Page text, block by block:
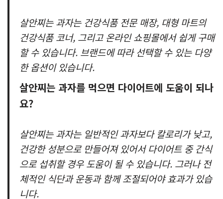
살안찌는 과자는 건강식품 전문 매장, 대형 마트의
건강식품 코너, 그리고 온라인 쇼핑몰에서 쉽게 구매
할 수 있습니다. 브랜드에 따라 선택할 수 있는 다양
한 옵션이 있습니다.
살안찌는 과자를 먹으면 다이어트에 도움이 되나
요?
살안찌는 과자는 일반적인 과자보다 칼로리가 낮고,
건강한 성분으로 만들어져 있어서 다이어트 중 간식
으로 섭취할 경우 도움이 될 수 있습니다. 그러나 전
체적인 식단과 운동과 함께 조절되어야 효과가 있습
니다.